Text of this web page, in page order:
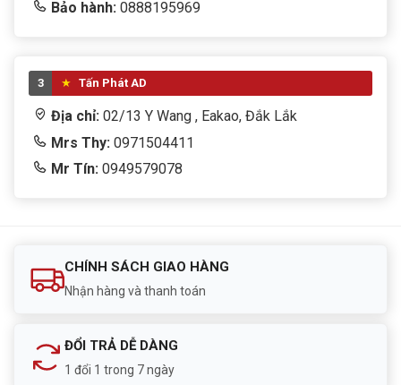
Bảo hành: 0888195969
3 Tấn Phát AD
Địa chỉ: 02/13 Y Wang , Eakao, Đắk Lắk
Mrs Thy: 0971504411
Mr Tín: 0949579078
CHÍNH SÁCH GIAO HÀNG
Nhận hàng và thanh toán
ĐỔI TRẢ DỄ DÀNG
1 đổi 1 trong 7 ngày